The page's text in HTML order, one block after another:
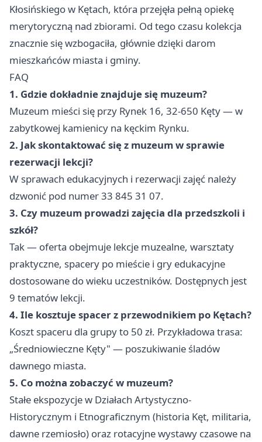
Kłosińskiego w Kętach, która przejęła pełną opiekę
merytoryczną nad zbiorami. Od tego czasu kolekcja
znacznie się wzbogaciła, głównie dzięki darom
mieszkańców miasta i gminy.
FAQ
1. Gdzie dokładnie znajduje się muzeum?
Muzeum mieści się przy Rynek 16, 32-650 Kęty — w
zabytkowej kamienicy na kęckim Rynku.
2. Jak skontaktować się z muzeum w sprawie
rezerwacji lekcji?
W sprawach edukacyjnych i rezerwacji zajęć należy
dzwonić pod numer 33 845 31 07.
3. Czy muzeum prowadzi zajęcia dla przedszkoli i
szkół?
Tak — oferta obejmuje lekcje muzealne, warsztaty
praktyczne, spacery po mieście i gry edukacyjne
dostosowane do wieku uczestników. Dostępnych jest
9 tematów lekcji.
4. Ile kosztuje spacer z przewodnikiem po Kętach?
Koszt spaceru dla grupy to 50 zł. Przykładowa trasa:
„Średniowieczne Kęty" — poszukiwanie śladów
dawnego miasta.
5. Co można zobaczyć w muzeum?
Stałe ekspozycje w Działach Artystyczno-
Historycznym i Etnograficznym (historia Kęt, militaria,
dawne rzemiosło) oraz rotacyjne wystawy czasowe na